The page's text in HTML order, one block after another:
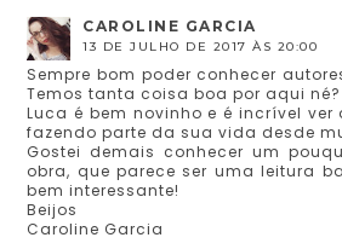
CAROLINE GARCIA
13 DE JULHO DE 2017 ÀS 20:00
Sempre bom poder conhecer
Temos tanta coisa boa por aqui né?
Luca é bem novinho e é incrível
fazendo parte da sua vida desde
Gostei demais conhecer um
obra, que parece ser uma leitura
bem interessante!
Beijos
Caroline Garcia